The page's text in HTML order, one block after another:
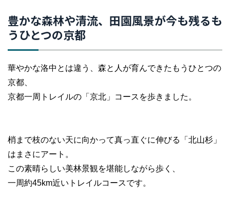
豊かな森林や清流、田園風景が今も残るも
うひとつの京都
華やかな洛中とは違う、森と人が育んできたもうひとつの
京都、
京都一周トレイルの「京北」コースを歩きました。
梢まで枝のない天に向かって真っ直ぐに伸びる「北山杉」
はまさにアート。
この素晴らしい美林景観を堪能しながら歩く、
一周約45km近いトレイルコースです。